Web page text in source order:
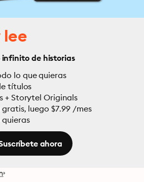
lee
infinito de historias
lo que quieras
títulos
+ Storytel Originals
luego $7.99 /mes
ahora